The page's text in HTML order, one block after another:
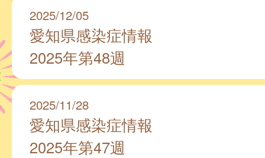
2025/12/05
愛知県感染症情報
2025年第48週
2025/11/28
愛知県感染症情報
2025年第47週